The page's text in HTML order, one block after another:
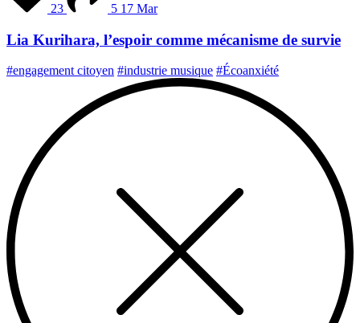
23 5 17 Mar
Lia Kurihara, l’espoir comme mécanisme de survie
#engagement citoyen #industrie musique #Écoanxiété